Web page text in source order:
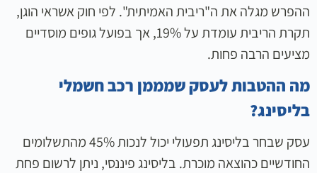
ההפרש מגלה את ה"ריבית האמיתית". לפי חוק אשראי הוגן,
תקרת הריבית עומדת על 19%, אך בפועל גופים מוסדיים
מציעים הרבה פחות.
מה ההטבות לעסק שמממן רכב חשמלי
בליסינג?
עסק שבחר בליסינג תפעולי יכול לנכות 45% מהתשלומים
החודשיים כהוצאה מוכרת. בליסינג פיננסי, ניתן לרשום פחת